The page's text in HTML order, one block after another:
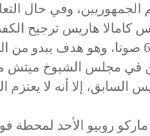
وفي حال
كامالا هاريس ترجيح
في مجلس الشيوخ ميتش
السابق، إلا أنه لا
روبيو الأحد لمحطة